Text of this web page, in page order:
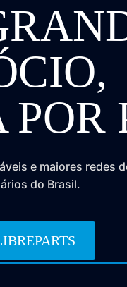
POR
e maiores redes
do Brasil.